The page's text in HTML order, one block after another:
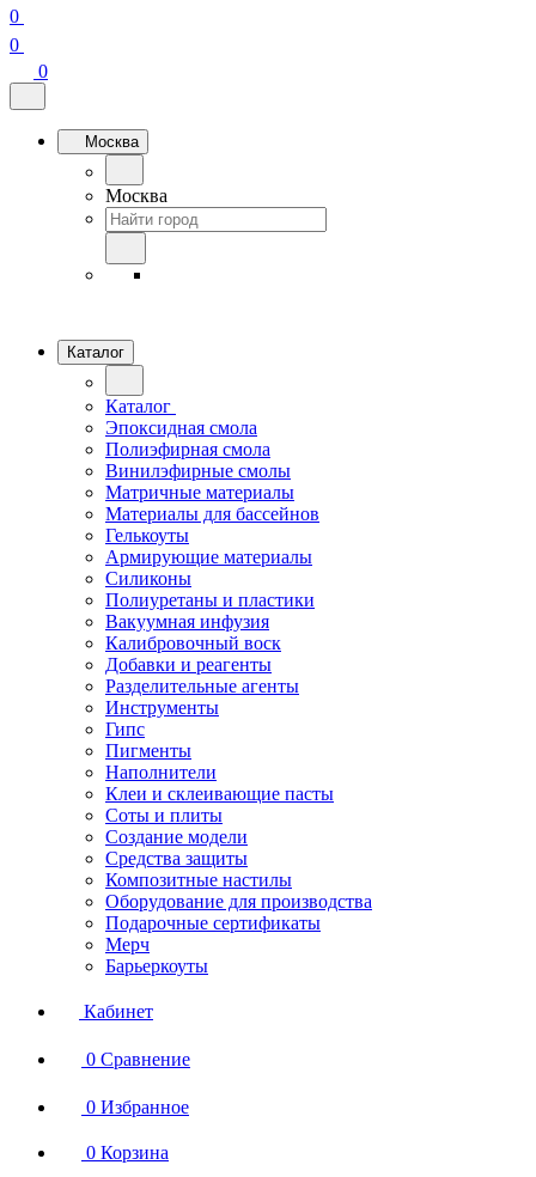
0
0
0
Москва
Москва
Каталог
Каталог
Эпоксидная смола
Полиэфирная смола
Винилэфирные смолы
Матричные материалы
Материалы для бассейнов
Гелькоуты
Армирующие материалы
Силиконы
Полиуретаны и пластики
Вакуумная инфузия
Калибровочный воск
Добавки и реагенты
Разделительные агенты
Инструменты
Гипс
Пигменты
Наполнители
Клеи и склеивающие пасты
Соты и плиты
Создание модели
Средства защиты
Композитные настилы
Оборудование для производства
Подарочные сертификаты
Мерч
Барьеркоуты
Кабинет
0 Сравнение
0 Избранное
0 Корзина